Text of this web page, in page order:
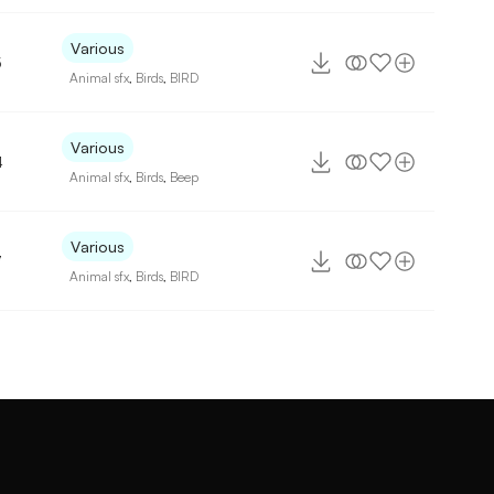
Various
Animal sfx Birds BIRD
Various
Animal sfx Birds Beep
Various
Animal sfx Birds BIRD